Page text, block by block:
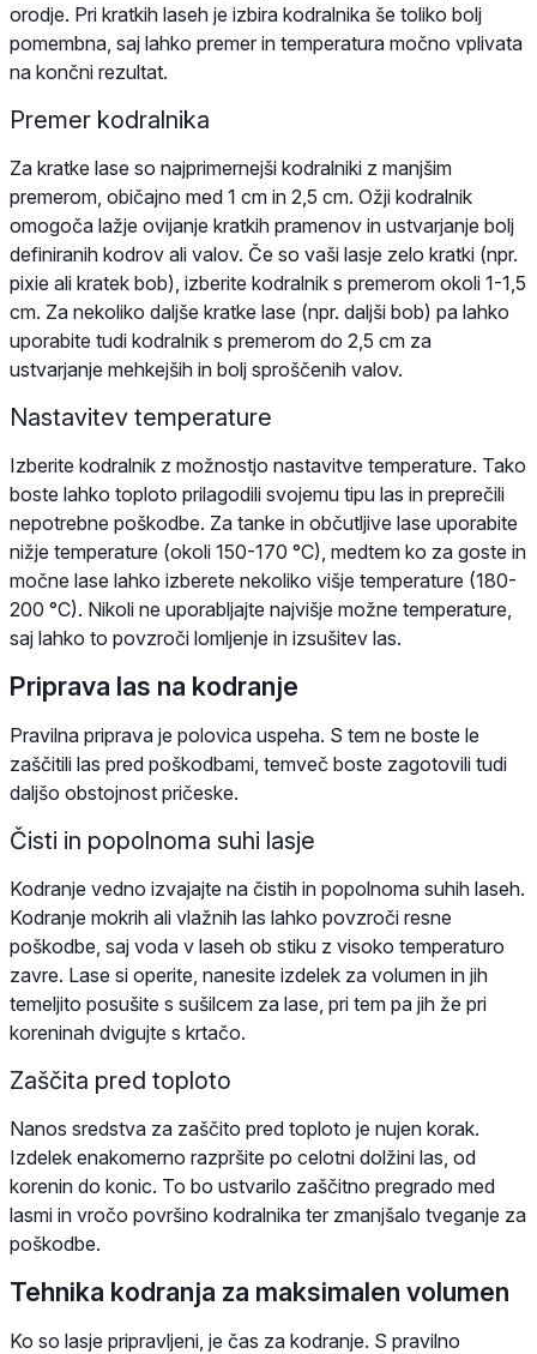
orodje. Pri kratkih laseh je izbira kodralnika še toliko bolj
pomembna, saj lahko premer in temperatura močno vplivata
na končni rezultat.
Premer kodralnika
Za kratke lase so najprimernejši kodralniki z manjšim
premerom, običajno med 1 cm in 2,5 cm. Ožji kodralnik
omogoča lažje ovijanje kratkih pramenov in ustvarjanje bolj
definiranih kodrov ali valov. Če so vaši lasje zelo kratki (npr.
pixie ali kratek bob), izberite kodralnik s premerom okoli 1-1,5
cm. Za nekoliko daljše kratke lase (npr. daljši bob) pa lahko
uporabite tudi kodralnik s premerom do 2,5 cm za
ustvarjanje mehkejših in bolj sproščenih valov.
Nastavitev temperature
Izberite kodralnik z možnostjo nastavitve temperature. Tako
boste lahko toploto prilagodili svojemu tipu las in preprečili
nepotrebne poškodbe. Za tanke in občutljive lase uporabite
nižje temperature (okoli 150-170 °C), medtem ko za goste in
močne lase lahko izberete nekoliko višje temperature (180-
200 °C). Nikoli ne uporabljajte najvišje možne temperature,
saj lahko to povzroči lomljenje in izsušitev las.
Priprava las na kodranje
Pravilna priprava je polovica uspeha. S tem ne boste le
zaščitili las pred poškodbami, temveč boste zagotovili tudi
daljšo obstojnost pričeske.
Čisti in popolnoma suhi lasje
Kodranje vedno izvajajte na čistih in popolnoma suhih laseh.
Kodranje mokrih ali vlažnih las lahko povzroči resne
poškodbe, saj voda v laseh ob stiku z visoko temperaturo
zavre. Lase si operite, nanesite izdelek za volumen in jih
temeljito posušite s sušilcem za lase, pri tem pa jih že pri
koreninah dvigujte s krtačo.
Zaščita pred toploto
Nanos sredstva za zaščito pred toploto je nujen korak.
Izdelek enakomerno razpršite po celotni dolžini las, od
korenin do konic. To bo ustvarilo zaščitno pregrado med
lasmi in vročo površino kodralnika ter zmanjšalo tveganje za
poškodbe.
Tehnika kodranja za maksimalen volumen
Ko so lasje pripravljeni, je čas za kodranje. S pravilno